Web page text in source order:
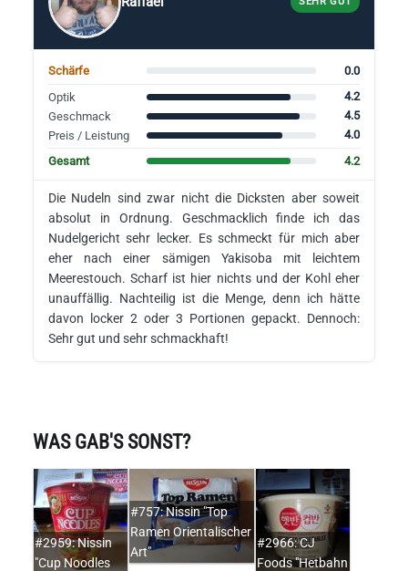
Schärfe
0.0
Optik
4.2
Geschmack
4.5
Preis / Leistung
4.0
Gesamt
4.2
Die Nudeln sind zwar nicht die Dicksten aber soweit
absolut in Ordnung. Geschmacklich finde ich das
Nudelgericht sehr lecker. Es schmeckt für mich aber
eher nach einer sämigen Yakisoba mit leichtem
Meerestouch. Scharf ist hier nichts und der Kohl eher
unauffällig. Nachteilig ist die Menge, denn ich hätte
davon locker 2 oder 3 Portionen gepackt. Dennoch:
Sehr gut und sehr schmackhaft!
WAS GAB'S SONST?
#2959: Nissin
"Cup Noodles
#757: Nissin "Top
Ramen Orientalischer
Art"
#2966: CJ
Foods "Hetbahn